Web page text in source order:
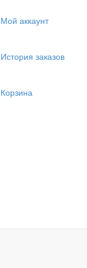
Мой аккаунт
История заказов
Корзина